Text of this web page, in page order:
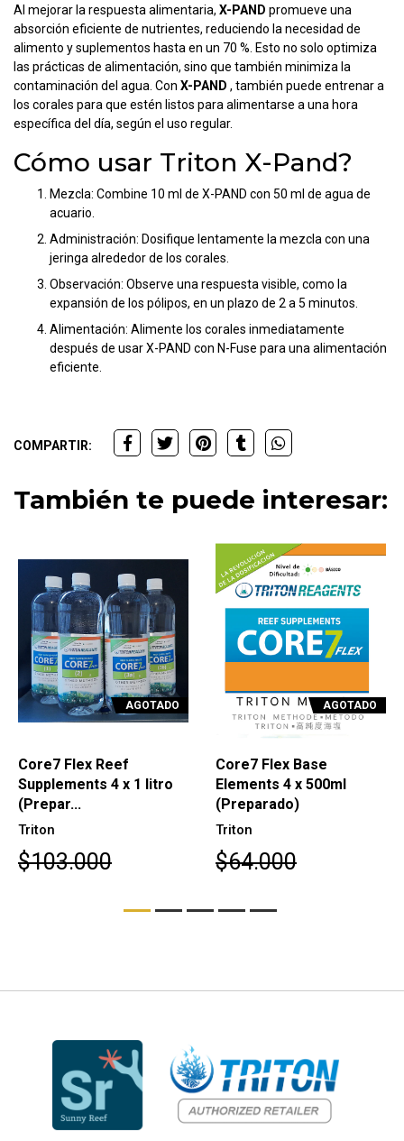
Al mejorar la respuesta alimentaria, X-PAND promueve una
absorción eficiente de nutrientes, reduciendo la necesidad de
alimento y suplementos hasta en un 70 %. Esto no solo optimiza
las prácticas de alimentación, sino que también minimiza la
contaminación del agua. Con X-PAND , también puede entrenar a
los corales para que estén listos para alimentarse a una hora
específica del día, según el uso regular.
Cómo usar Triton X-Pand?
Mezcla: Combine 10 ml de X-PAND con 50 ml de agua de
acuario.
Administración: Dosifique lentamente la mezcla con una
jeringa alrededor de los corales.
Observación: Observe una respuesta visible, como la
expansión de los pólipos, en un plazo de 2 a 5 minutos.
Alimentación: Alimente los corales inmediatamente
después de usar X-PAND con N-Fuse para una alimentación
eficiente.
COMPARTIR:
También te puede interesar:
AGOTADO
Core7 Flex Reef
Supplements 4 x 1 litro
(Prepar...
Triton
$103.000
AGOTADO
Core7 Flex Base
Elements 4 x 500ml
(Preparado)
Triton
$64.000